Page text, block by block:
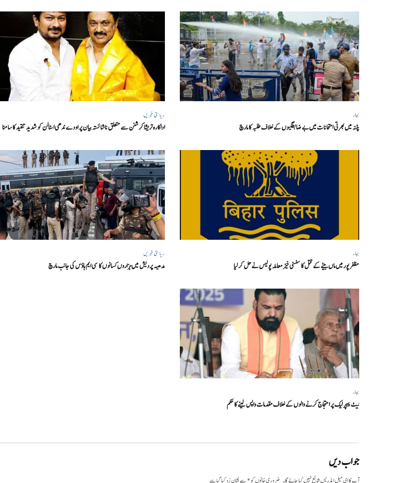
بہار
پٹنہ میں بھرتی امتحانات میں بے ضابطگیوں کے خلاف طلبہ کا مارچ
ریاستی خبریں
اداکارہ تریشا کرشنن سے متعلق ناشائستہ بیان پر اودے ندھی اسٹالن کو شدید تنقید کا سامنا
بہار
مظفر پور میں ماں بیٹے کے قتل کا سنسنی خیز معاملہ پولیس نے حل کر لیا
ریاستی خبریں
مدھیہ پردیش میں ہزاروں کسانوں کا سی ایم ہاؤس کی جانب مارچ
بہار
نیٹ پیپر لیک پر احتجاج کرنے والوں کے خلاف مقدمات واپس لینے کا حکم
جواب دیں
آپ کا ای میل ایڈریس شائع نہیں کیا جائے گا۔ ضروری خانوں کو*سے نشان زد کیا گیا ہے